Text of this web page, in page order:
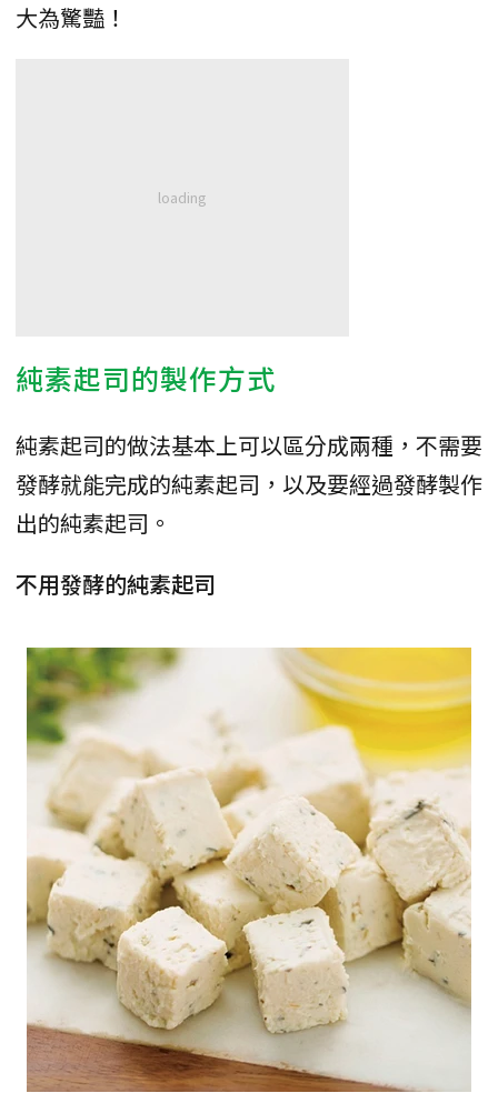
大為驚豔！
純素起司的製作方式
純素起司的做法基本上可以區分成兩種，不需要
發酵就能完成的純素起司，以及要經過發酵製作
出的純素起司。
不用發酵的純素起司